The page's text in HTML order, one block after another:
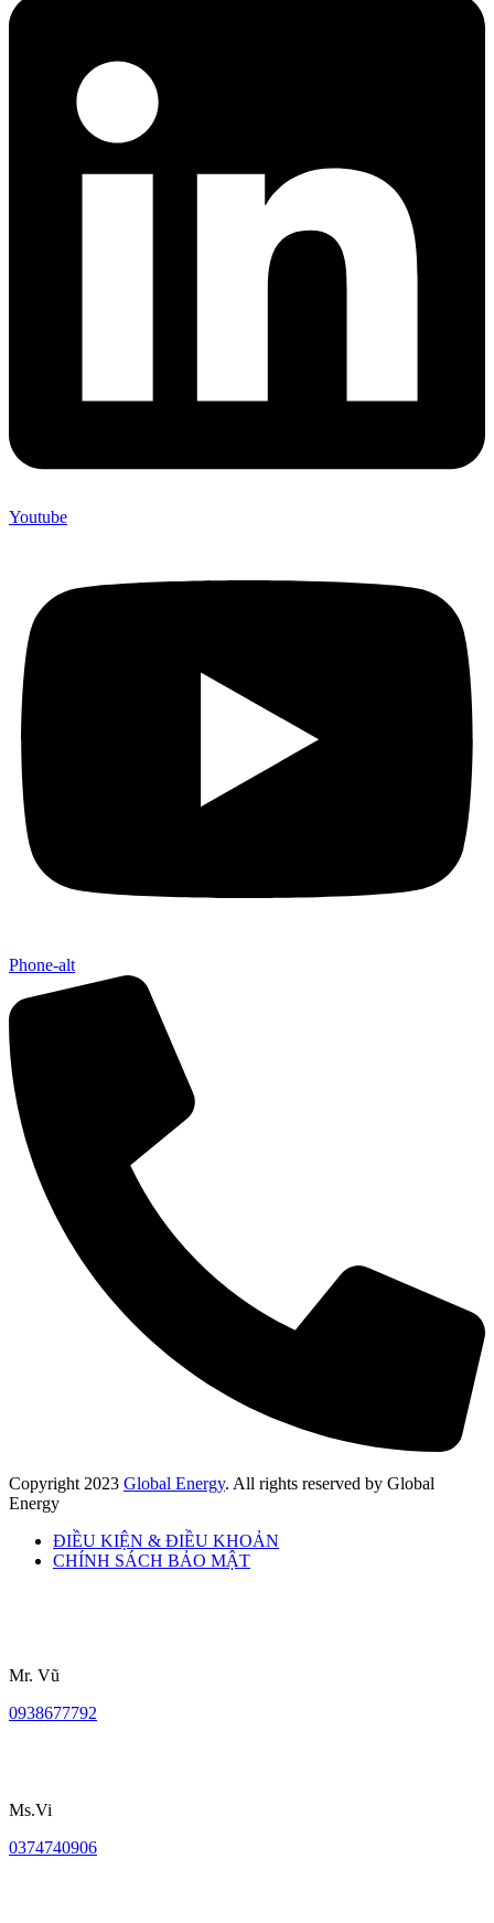
Youtube
Phone-alt
Copyright2023 Global Energy. All rights reserved by Global
Energy
ĐIỀU KIỆN & ĐIỀU KHOẢN
CHÍNH SÁCH BẢO MẬT
Mr. Vũ
0938677792
Ms.Vi
0374740906